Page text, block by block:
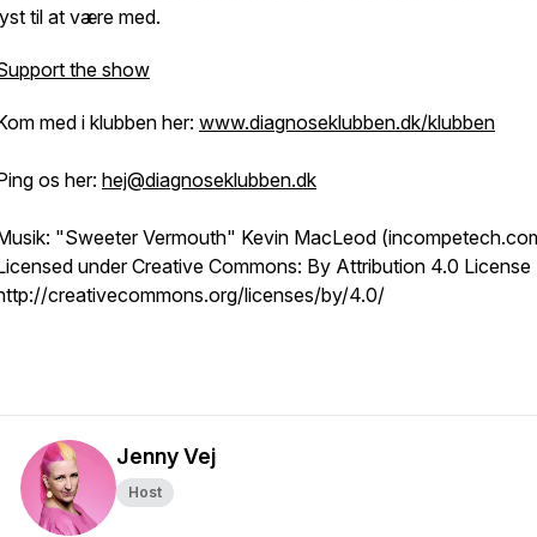
til at være med.
the show
med i klubben her: www.diagnoseklubben.dk/klubben
os her: hej@diagnoseklubben.dk
"Sweeter Vermouth" Kevin MacLeod
under Creative Commons: By Attribution 4.0 License
creativecommons.org/licenses/by/4.0/
Jenny Vej
Host